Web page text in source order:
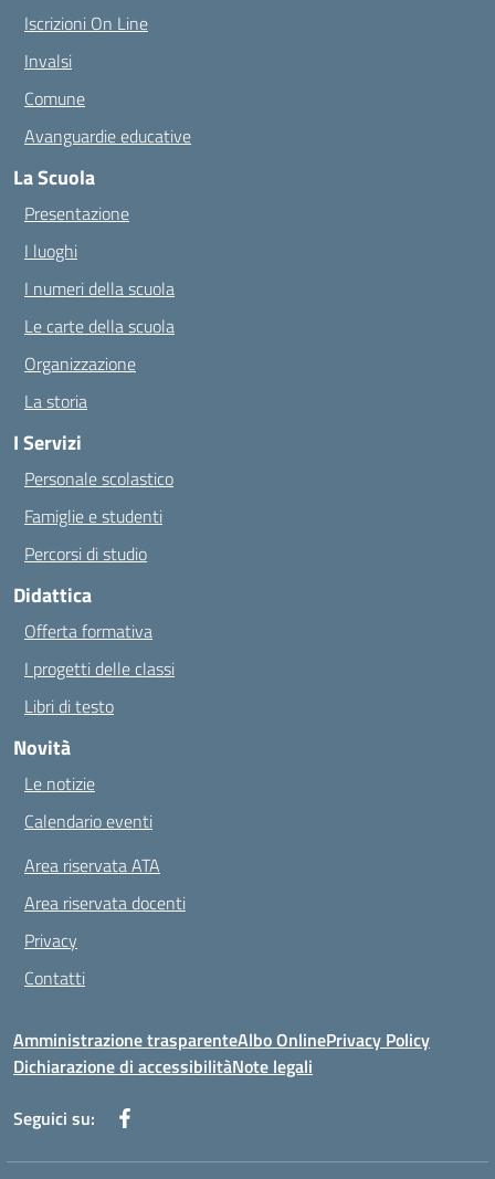
Iscrizioni On Line
Invalsi
Comune
Avanguardie educative
La Scuola
Presentazione
I luoghi
I numeri della scuola
Le carte della scuola
Organizzazione
La storia
I Servizi
Personale scolastico
Famiglie e studenti
Percorsi di studio
Didattica
Offerta formativa
I progetti delle classi
Libri di testo
Novità
Le notizie
Calendario eventi
Area riservata ATA
Area riservata docenti
Privacy
Contatti
Amministrazione trasparenteAlbo OnlinePrivacy Policy
Dichiarazione di accessibilitàNote legali
Seguici su: